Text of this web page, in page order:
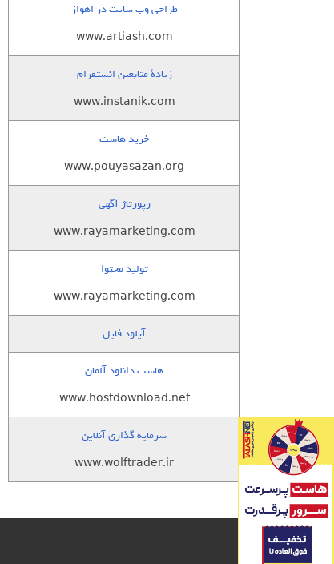
طراحی وب سایت در اهواز
www.artiash.com
زيادة متابعين انستقرام
www.instanik.com
خرید هاست
www.pouyasazan.org
رپورتاژ آگهی
www.rayamarketing.com
تولید محتوا
www.rayamarketing.com
آپلود فایل
هاست دانلود آلمان
www.hostdownload.net
سرمایه گذاری آنلاین
www.wolftrader.ir